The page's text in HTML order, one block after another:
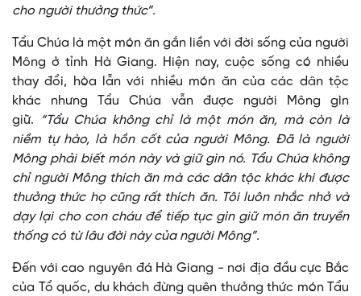
cho người thưởng thức”.
Tẩu Chúa là một món ăn gắn liền với đời sống của người
Mông ở tỉnh Hà Giang. Hiện nay, cuộc sống có nhiều
thay đổi, hòa lẫn với nhiều món ăn của các dân tộc
khác nhưng Tẩu Chúa vẫn được người Mông gìn
giữ.
“Tẩu Chúa không chỉ là một món ăn, mà còn là
niềm tự hào, là hồn cốt của người Mông. Đã là người
Mông phải biết món này và giữ gìn nó. Tẩu Chúa không
chỉ người Mông thích ăn mà các dân tộc khác khi được
thưởng thức họ cũng rất thích ăn. Tôi luôn nhắc nhở và
dạy lại cho con cháu để tiếp tục gìn giữ món ăn truyền
thống có từ lâu đời này của người Mông”.
Đến với cao nguyên đá Hà Giang - nơi địa đầu cực Bắc
của Tổ quốc, du khách đừng quên thưởng thức món Tẩu